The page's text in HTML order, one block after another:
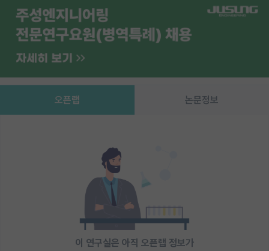
오픈랩 논문정보
이 연구실은 아직 오픈랩 정보가